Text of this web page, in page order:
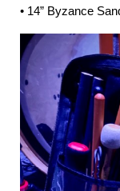
• 14” Byzance